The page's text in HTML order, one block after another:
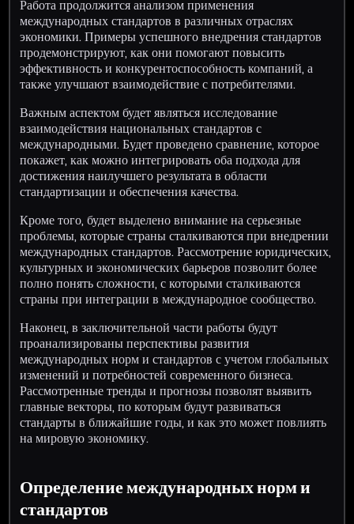
Работа продолжится анализом применения
международных стандартов в различных отраслях
экономики. Примеры успешного внедрения стандартов
продемонстрируют, как они помогают повысить
эффективность и конкурентоспособность компаний, а
также улучшают взаимодействие с потребителями.
Важным аспектом будет являться исследование
взаимодействия национальных стандартов с
международными. Будет проведено сравнение, которое
покажет, как можно интегрировать оба подхода для
достижения наилучшего результата в области
стандартизации и обеспечения качества.
Кроме того, будет выделено внимание на серьезные
проблемы, которые страны сталкиваются при внедрении
международных стандартов. Рассмотрение юридических,
культурных и экономических барьеров позволит более
полно понять сложности, с которыми сталкиваются
страны при интеграции в международное сообщество.
Наконец, в заключительной части работы будут
проанализированы перспективы развития
международных норм и стандартов с учетом глобальных
изменений и потребностей современного бизнеса.
Рассмотренные тренды и прогнозы позволят выявить
главные векторы, по которым будут развиваться
стандарты в ближайшие годы, и как это может повлиять
на мировую экономику.
Определение международных норм и
стандартов